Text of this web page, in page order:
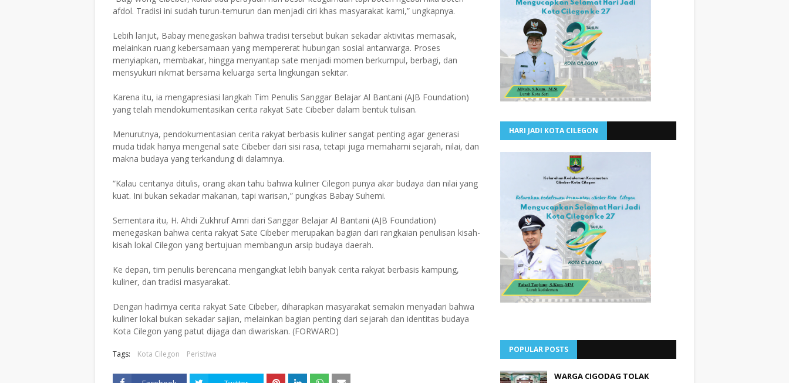
afdol. Tradisi ini sudah turun-temurun dan menjadi ciri khas masyarakat kami,” ungkapnya.
Lebih lanjut, Babay menegaskan bahwa tradisi tersebut bukan sekadar aktivitas memasak,
melainkan ruang kebersamaan yang mempererat hubungan sosial antarwarga. Proses
menyiapkan, membakar, hingga menyantap sate menjadi momen berkumpul, berbagi, dan
mensyukuri nikmat bersama keluarga serta lingkungan sekitar.
Karena itu, ia mengapresiasi langkah Tim Penulis Sanggar Belajar Al Bantani (AJB Foundation)
yang telah mendokumentasikan cerita rakyat Sate Cibeber dalam bentuk tulisan.
Menurutnya, pendokumentasian cerita rakyat berbasis kuliner sangat penting agar generasi
muda tidak hanya mengenal sate Cibeber dari sisi rasa, tetapi juga memahami sejarah, nilai, dan
makna budaya yang terkandung di dalamnya.
“Kalau ceritanya ditulis, orang akan tahu bahwa kuliner Cilegon punya akar budaya dan nilai yang
kuat. Ini bukan sekadar makanan, tapi warisan,” pungkas Babay Suhemi.
Sementara itu, H. Ahdi Zukhruf Amri dari Sanggar Belajar Al Bantani (AJB Foundation)
menegaskan bahwa cerita rakyat Sate Cibeber merupakan bagian dari rangkaian penulisan kisah-
kisah lokal Cilegon yang bertujuan membangun arsip budaya daerah.
Ke depan, tim penulis berencana mengangkat lebih banyak cerita rakyat berbasis kampung,
kuliner, dan tradisi masyarakat.
Dengan hadirnya cerita rakyat Sate Cibeber, diharapkan masyarakat semakin menyadari bahwa
kuliner lokal bukan sekadar sajian, melainkan bagian penting dari sejarah dan identitas budaya
Kota Cilegon yang patut dijaga dan diwariskan. (FORWARD)
Tags: Kota Cilegon Peristiwa
HARI JADI KOTA CILEGON
POPULAR POSTS
WARGA CIGODAG TOLAK